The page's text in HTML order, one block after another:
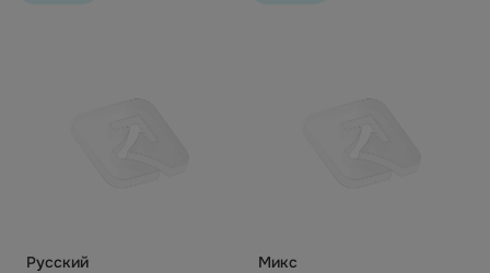
Русский Микс